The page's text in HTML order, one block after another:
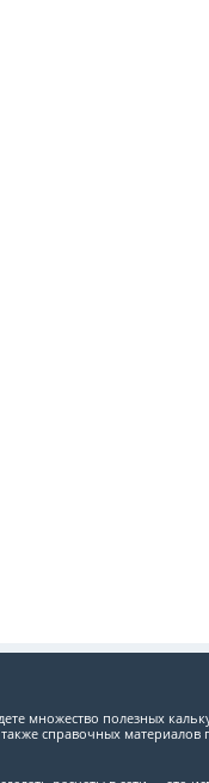
множество полезных
справочных